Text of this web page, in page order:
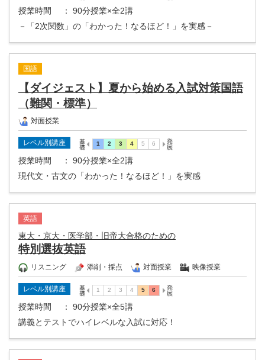
授業時間
： 90分授業×全2講
－「2次関数」の「わかった！なるほど！」を実感－
国語
【ダイジェスト】夏から始める入試対策国語
（難関・標準）
対面授業
レベル別講座
授業時間
： 90分授業×全2講
現代文・古文の「わかった！なるほど！」を実感
英語
東大・京大・医学部・旧帝大合格のための
特別選抜英語
リスニング 添削・採点 対面授業 映像授業
レベル別講座
授業時間
： 90分授業×全5講
講義とテストでハイレベルな入試に対応！